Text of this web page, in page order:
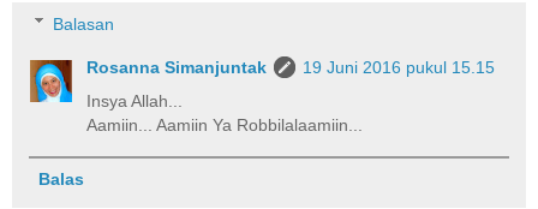
Balasan
Rosanna Simanjuntak
19 Juni 2016 pukul 15.15
Insya Allah...
Aamiin... Aamiin Ya Robbilalaamiin...
Balas